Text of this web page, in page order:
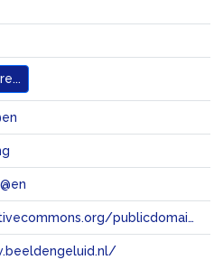
https://creativecommons.org/publicdomain/zero/1.0/